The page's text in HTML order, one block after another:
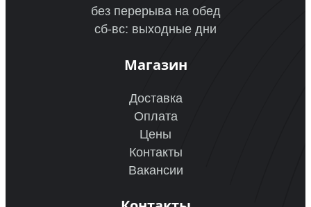
без перерыва на обед
сб-вс: выходные дни
Магазин
Доставка
Оплата
Цены
Контакты
Вакансии